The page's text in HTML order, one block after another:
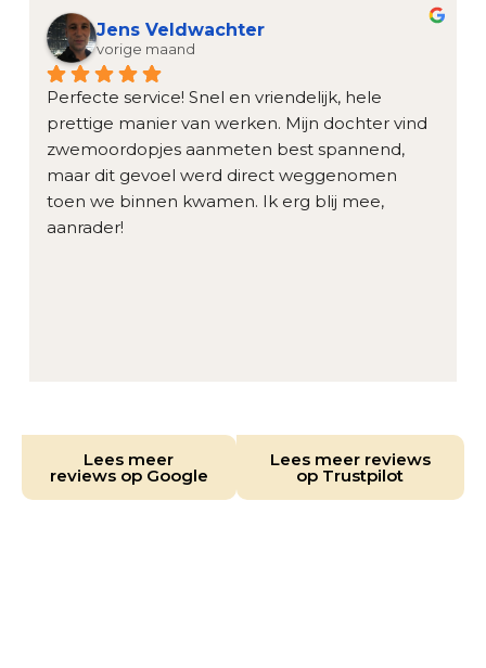
Remco Hooft
vorige maand
Ik kon snel terecht bij Makker voor doppen
voor onze zoon. Snel en eenvoudig geregeld
met genoeg geduld tijdens het aanmeten. Nu
kan hij weer lekker zwemmen. Dankjulliewel!
Lees meer
reviews op Google
Lees meer reviews
op Trustpilot